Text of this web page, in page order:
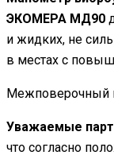
ЭКОМЕРА МД90
и жидких, не
в местах с
Межповерочный
Уважаемые
что согласно